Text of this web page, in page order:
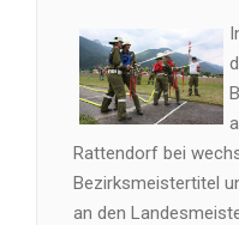
Rattendorf bei
Bezirksmeistertitel
an den